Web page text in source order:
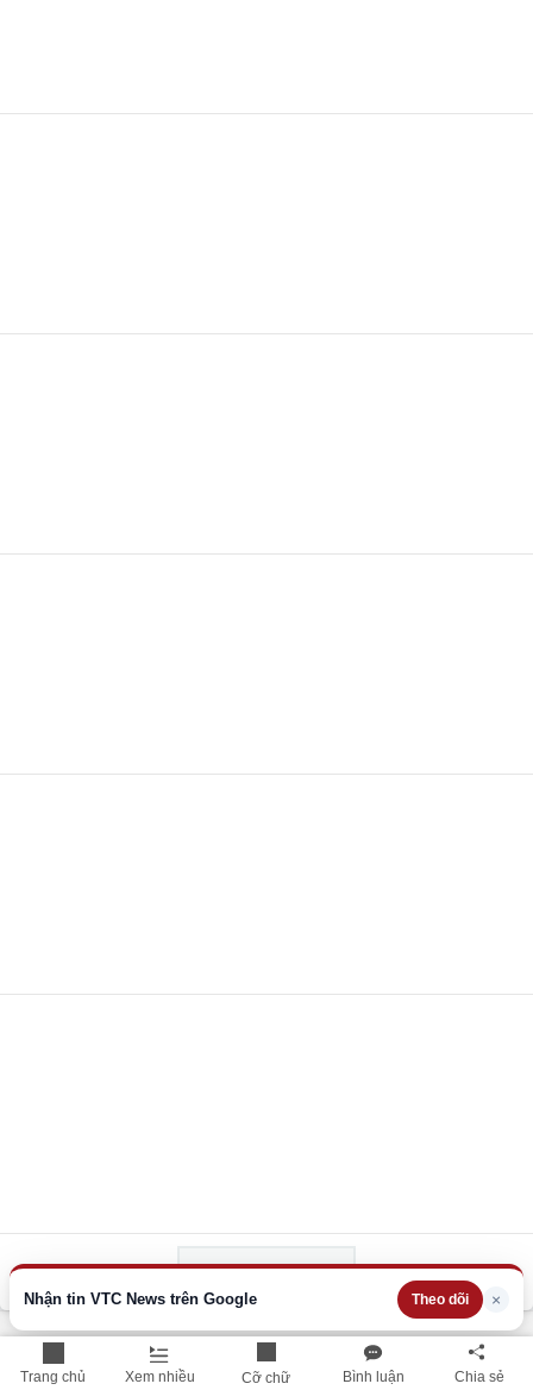
Trang chủ Xem nhiều Cỡ chữ Bình luận Chia sẻ
Nhận tin VTC News trên Google Theo dõi ×
Xem thêm
THÔNG TIN HỮU ÍCH